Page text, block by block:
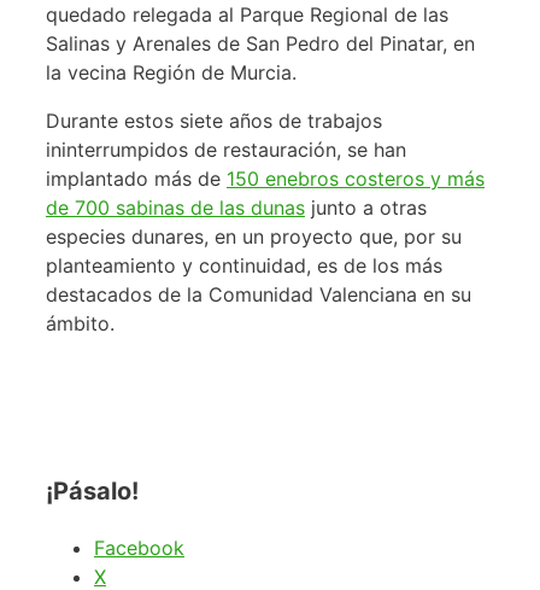
quedado relegada al Parque Regional de las
Salinas y Arenales de San Pedro del Pinatar, en
la vecina Región de Murcia.
Durante estos siete años de trabajos
ininterrumpidos de restauración, se han
implantado más de 150 enebros costeros y más
de 700 sabinas de las dunas junto a otras
especies dunares, en un proyecto que, por su
planteamiento y continuidad, es de los más
destacados de la Comunidad Valenciana en su
ámbito.
¡Pásalo!
Facebook
X